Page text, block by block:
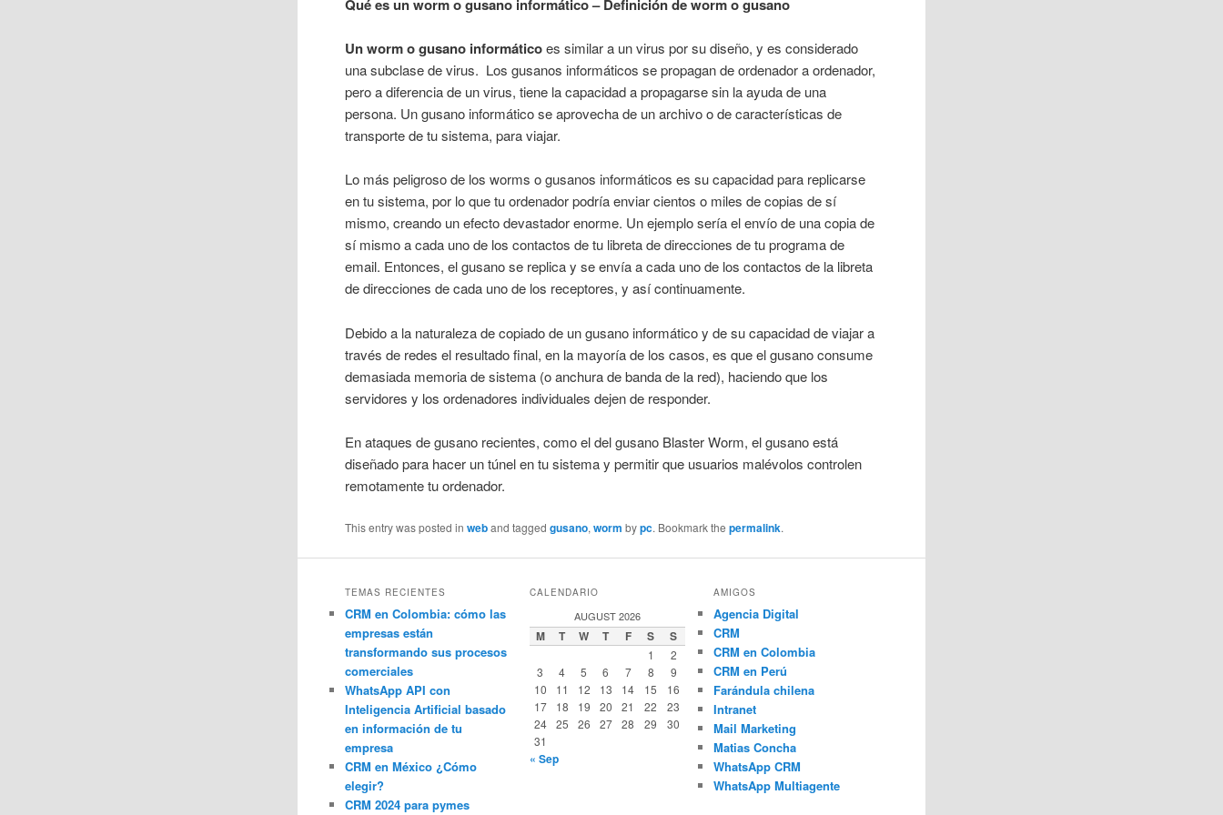
Qué es un worm o gusano informático – Definición de worm o gusano
Un worm o gusano informáticoes similar a un virus por su diseño, y es considerado
una subclase de virus. Los gusanos informáticos se propagan de ordenador a ordenador,
pero a diferencia de un virus, tiene la capacidad a propagarse sin la ayuda de una
persona. Un gusano informático se aprovecha de un archivo o de características de
transporte de tu sistema, para viajar.
Lo más peligroso de los worms o gusanos informáticos es su capacidad para replicarse
en tu sistema, por lo que tu ordenador podría enviar cientos o miles de copias de sí
mismo, creando un efecto devastador enorme. Un ejemplo sería el envío de una copia de
sí mismo a cada uno de los contactos de tu libreta de direcciones de tu programa de
email. Entonces, el gusano se replica y se envía a cada uno de los contactos de la libreta
de direcciones de cada uno de los receptores, y así continuamente.
Debido a la naturaleza de copiado de un gusano informático y de su capacidad de viajar a
través de redes el resultado final, en la mayoría de los casos, es que el gusano consume
demasiada memoria de sistema (o anchura de banda de la red), haciendo que los
servidores y los ordenadores individuales dejen de responder.
En ataques de gusano recientes, como el del gusano Blaster Worm, el gusano está
diseñado para hacer un túnel en tu sistema y permitir que usuarios malévolos controlen
remotamente tu ordenador.
This entry was posted inweband taggedgusano,worm bypc. Bookmark thepermalink.
TEMAS RECIENTES
CRM en Colombia: cómo las
empresas están
transformando sus procesos
comerciales
WhatsApp API con
Inteligencia Artificial basado
en información de tu
empresa
CRM en México ¿Cómo
elegir?
CRM 2024 para pymes
CALENDARIO
AUGUST 2026
M T W T F S S
1
2
3
4 5 6 7 8
9
10
11 12 13 14 15
16
17
18 19 20 21 22
23
24
25 26 27 28 29
30
31
« Sep
AMIGOS
Agencia Digital
CRM
CRM en Colombia
CRM en Perú
Farándula chilena
Intranet
Mail Marketing
Matias Concha
WhatsApp CRM
WhatsApp Multiagente